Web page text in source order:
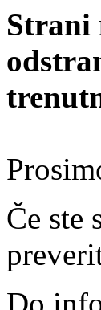
Strani
Če ste